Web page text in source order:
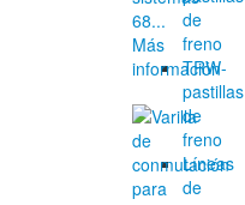
de
freno
TRW-
pastillas
de
freno
Líneas
de
68...
Más
información